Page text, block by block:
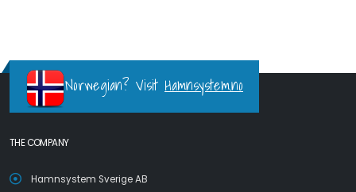
Norwegian? Visit Hamnsystem.no
THE COMPANY
Hamnsystem Sverige AB